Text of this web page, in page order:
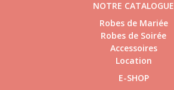
NOTRE CATALOGUE
Robes de Mariée
Robes de Soirée
Accessoires
Location
E-SHOP